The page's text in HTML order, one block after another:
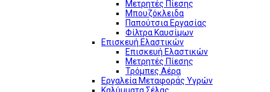
Μετρητές Πίεσης
Μπουζόκλειδα
Παπούτσια Εργασίας
Φίλτρα Καυσίμων
Επισκευή Ελαστικών
Επισκευή Ελαστικών
Μετρητές Πίεσης
Τρόμπες Αέρα
Εργαλεία Μεταφοράς Υγρών